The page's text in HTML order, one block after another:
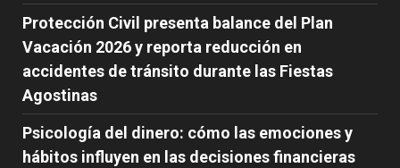
Protección Civil presenta balance del Plan
Vacación 2026 y reporta reducción en
accidentes de tránsito durante las Fiestas
Agostinas
Psicología del dinero: cómo las emociones y
hábitos influyen en las decisiones financieras